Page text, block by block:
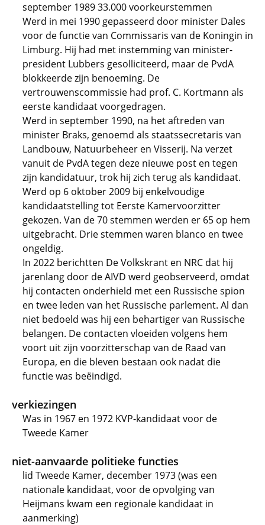
september 1989 33.000 voorkeurstemmen
Werd in mei 1990 gepasseerd door minister Dales
voor de functie van Commissaris van de Koningin in
Limburg. Hij had met instemming van minister-
president Lubbers gesolliciteerd, maar de PvdA
blokkeerde zijn benoeming. De
vertrouwenscommissie had prof. C. Kortmann als
eerste kandidaat voorgedragen.
Werd in september 1990, na het aftreden van
minister Braks, genoemd als staatssecretaris van
Landbouw, Natuurbeheer en Visserij. Na verzet
vanuit de PvdA tegen deze nieuwe post en tegen
zijn kandidatuur, trok hij zich terug als kandidaat.
Werd op 6 oktober 2009 bij enkelvoudige
kandidaatstelling tot Eerste Kamervoorzitter
gekozen. Van de 70 stemmen werden er 65 op hem
uitgebracht. Drie stemmen waren blanco en twee
ongeldig.
In 2022 berichtten De Volkskrant en NRC dat hij
jarenlang door de AIVD werd geobserveerd, omdat
hij contacten onderhield met een Russische spion
en twee leden van het Russische parlement. Al dan
niet bedoeld was hij een behartiger van Russische
belangen. De contacten vloeiden volgens hem
voort uit zijn voorzitterschap van de Raad van
Europa, en die bleven bestaan ook nadat die
functie was beëindigd.
verkiezingen
Was in 1967 en 1972 KVP-kandidaat voor de
Tweede Kamer
niet-aanvaarde politieke functies
lid Tweede Kamer, december 1973 (was een
nationale kandidaat, voor de opvolging van
Heijmans kwam een regionale kandidaat in
aanmerking)